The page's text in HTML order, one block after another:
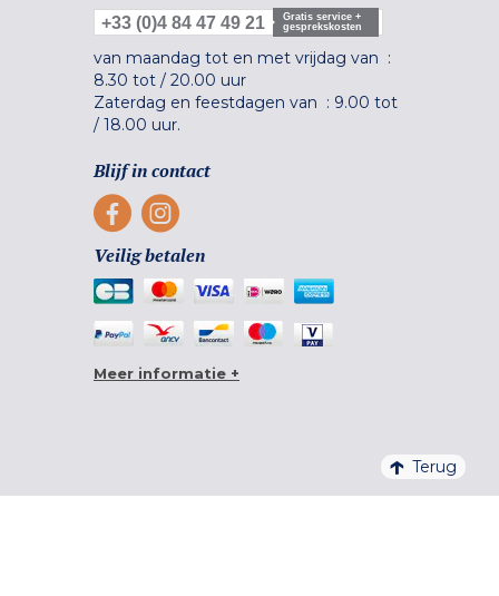
+33 (0)4 84 47 49 21
Gratis service +
gesprekskosten
van maandag tot en met vrijdag van :
8.30 tot / 20.00 uur
Zaterdag en feestdagen van : 9.00 tot
/ 18.00 uur.
Blijf in contact
Veilig betalen
Meer informatie +
Terug